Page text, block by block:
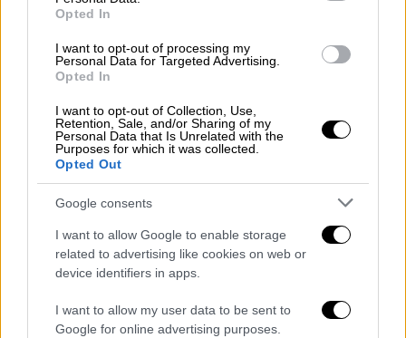
Opted In
I want to opt-out of processing my
Personal Data for Targeted Advertising.
Opted In
I want to opt-out of Collection, Use,
Retention, Sale, and/or Sharing of my
Personal Data that Is Unrelated with the
Purposes for which it was collected.
Opted Out
Google consents
I want to allow Google to enable storage
related to advertising like cookies on web or
device identifiers in apps.
I want to allow my user data to be sent to
Google for online advertising purposes.
αλλά και οχήματα για ρίψη αλατιού στο
Όλες οι δυνάμεις μας θα παραμείνουν σε
τη διάρκεια της νύχτας. Υπό το συντονισμό
της Γενικής Γραμματείας Πολιτικής
Προστασίας και του Εθνικού Συντονιστικού
όλους τους συναρμόδιους φορείς.
Έχουν ήδη εκδοθεί σχετικές ανακοινώσεις
από τα αρμόδια Υπουργεία Εσωτερικών,
Παιδείας, Εργασίας, Δικαιοσύνης, Ανάπτυξης,
καθώς και από τις Περιφέρειες και τους